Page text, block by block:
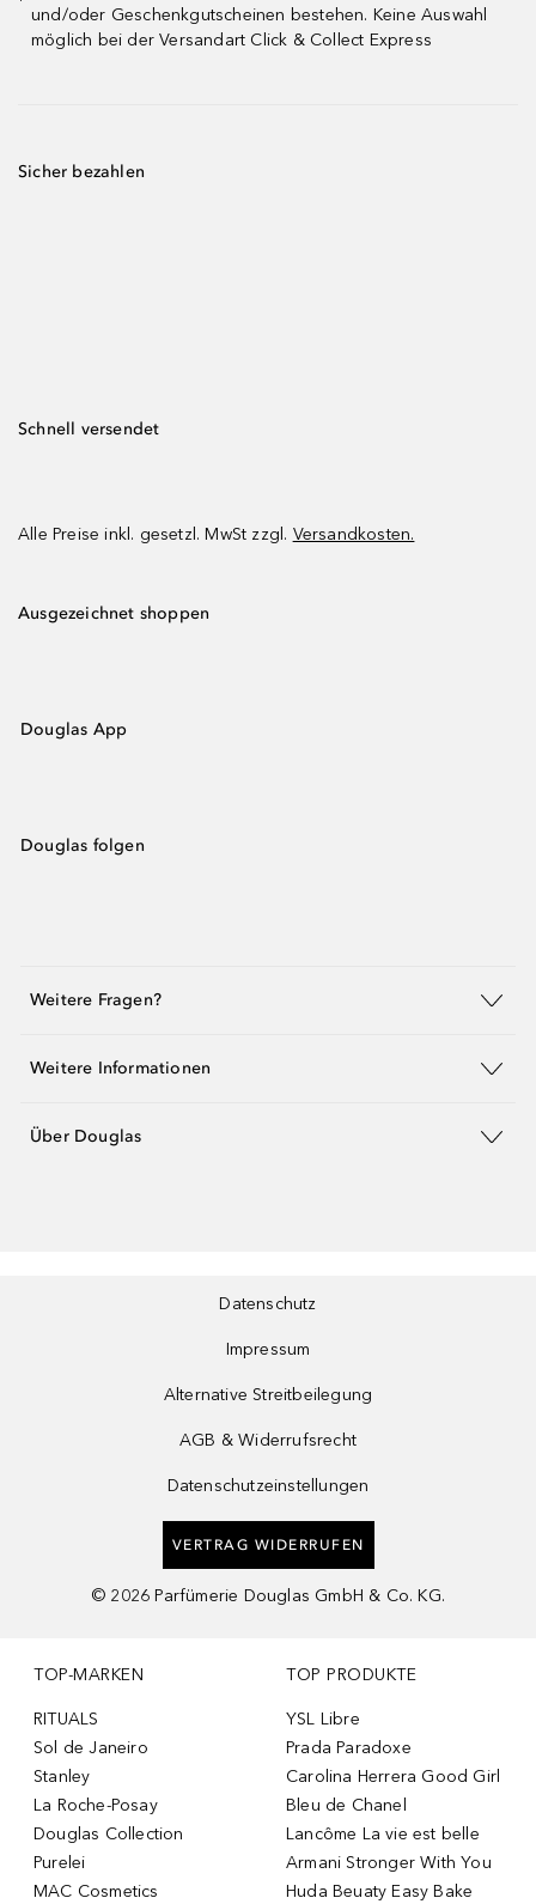
und/oder Geschenkgutscheinen bestehen. Keine Auswahl
möglich bei der Versandart Click & Collect Express
Sicher bezahlen
Schnell versendet
Alle Preise inkl. gesetzl. MwSt zzgl. Versandkosten.
Ausgezeichnet shoppen
Douglas App
Douglas folgen
Weitere Fragen?
Weitere Informationen
Über Douglas
Datenschutz
Impressum
Alternative Streitbeilegung
AGB & Widerrufsrecht
Datenschutzeinstellungen
VERTRAG WIDERRUFEN
© 2026 Parfümerie Douglas GmbH & Co. KG.
TOP-MARKEN
RITUALS
Sol de Janeiro
Stanley
La Roche-Posay
Douglas Collection
Purelei
MAC Cosmetics
TOP PRODUKTE
YSL Libre
Prada Paradoxe
Carolina Herrera Good Girl
Bleu de Chanel
Lancôme La vie est belle
Armani Stronger With You
Huda Beuaty Easy Bake